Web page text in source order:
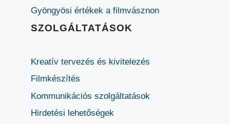
Gyöngyösi értékek a filmvásznon
SZOLGÁLTATÁSOK
Kreatív tervezés és kivitelezés
Filmkészítés
Kommunikációs szolgáltatások
Hirdetési lehetőségek